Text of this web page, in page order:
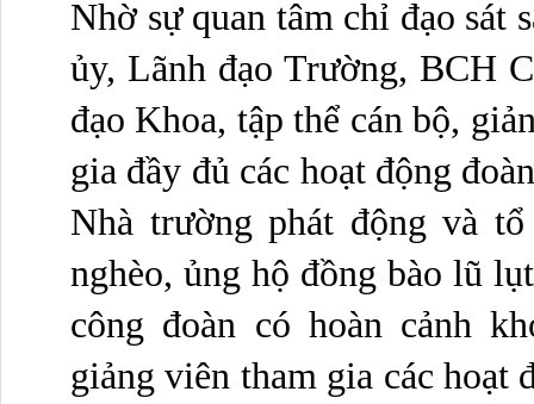
Nhờ sự quan tâm chỉ đạo sát
ủy, Lãnh đạo Trường, BCH
đạo Khoa, tập thể cán bộ,
gia đầy đủ các hoạt động
Nhà trường phát động và
nghèo, ủng hộ đồng bào lũ
công đoàn có hoàn cảnh
giảng viên tham gia các hoạt